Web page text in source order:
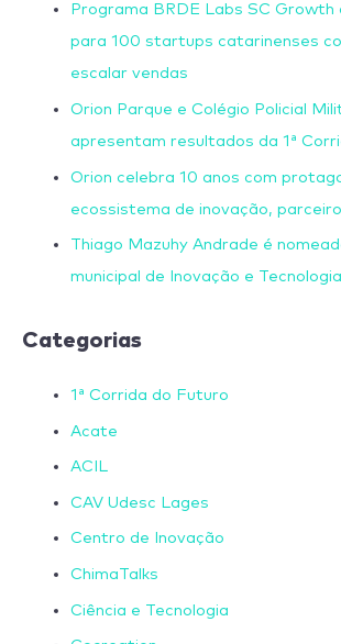
Programa BRDE Labs SC Growth
para 100 startups catarinenses
escalar vendas
Orion Parque e Colégio Policial
apresentam resultados da 1ª
Orion celebra 10 anos com
ecossistema de inovação,
Thiago Mazuhy Andrade é
municipal de Inovação e
Categorias
1ª Corrida do Futuro
Acate
ACIL
CAV Udesc Lages
Centro de Inovação
ChimaTalks
Ciência e Tecnologia